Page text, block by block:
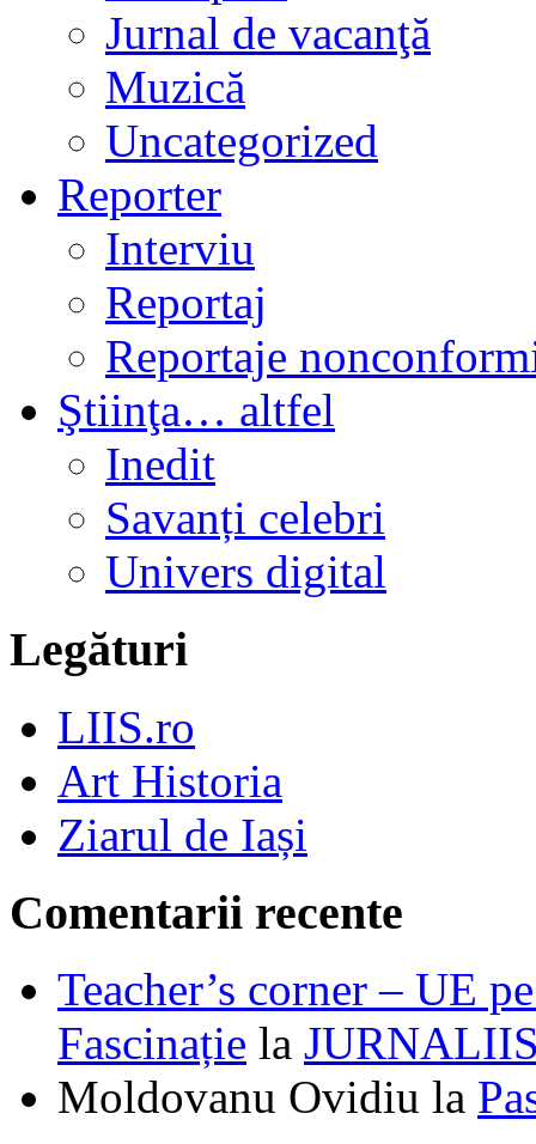
Jurnal de vacanţă
Muzică
Uncategorized
Reporter
Interviu
Reportaj
Reportaje
Ştiinţa… altfel
Inedit
Savanți celebri
Univers digital
Legături
LIIS.ro
Art Historia
Ziarul de Iași
Comentarii recente
Teacher’s corner – UE
Fascinație la
Moldovanu Ovidiu la